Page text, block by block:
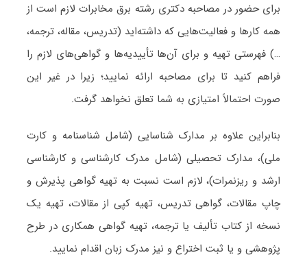
برای حضور در مصاحبه دکتری رشته برق مخابرات لازم است از
همه کارها و فعالیت‌هایی که داشته‌اید (تدریس، مقاله، ترجمه،
…) فهرستی تهیه و برای آن‌ها تأییدیه‌ها و گواهی‌های لازم را
فراهم کنید تا برای مصاحبه ارائه نمایید؛ زیرا در غیر این
صورت احتمالاً امتیازی به شما تعلق نخواهد گرفت.
بنابراین علاوه بر مدارک شناسایی (شامل شناسنامه و کارت
ملی)، مدارک تحصیلی (شامل مدرک کارشناسی و کارشناسی
ارشد و ریزنمرات)، لازم است نسبت به تهیه گواهی پذیرش و
چاپ مقالات، گواهی تدریس، تهیه کپی از مقالات، تهیه یک
نسخه از کتاب تألیف یا ترجمه، تهیه گواهی همکاری در طرح
پژوهشی و یا ثبت اختراع و نیز مدرک زبان اقدام نمایید.